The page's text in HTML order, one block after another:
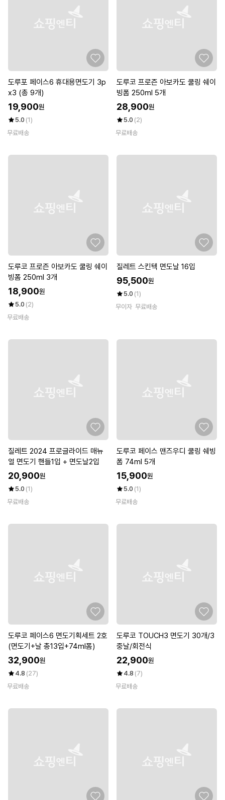
도루포 페이스6 휴대용면도기 3p
x3 (총 9개)
19,900원
5.0 (1)
무료배송
도루코 프로즌 아보카도 쿨링 쉐이
빙폼 250ml 5개
28,900원
5.0 (2)
무료배송
도루코 프로즌 아보카도 쿨링 쉐이
빙폼 250ml 3개
18,900원
5.0 (2)
무료배송
질레트 스킨텍 면도날 16입
95,500원
5.0 (1)
무이자 무료배송
질레트 2024 프로글라이드 매뉴
얼 면도기 핸들1입 + 면도날2입
20,900원
5.0 (1)
무료배송
도루코 페이스 맨즈우디 쿨링 쉐빙
폼 74ml 5개
15,900원
5.0 (1)
무료배송
도루코 페이스6 면도기획세트 2호
(면도기+날 총13입+74ml폼)
32,900원
4.8 (27)
무료배송
도루코 TOUCH3 면도기 30개/3
중날/회전식
22,900원
4.8 (7)
무료배송